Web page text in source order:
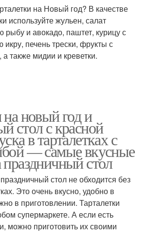
на Новый год? В качестве
используйте жульен, салат
рыбу и авокадо, паштет, курицу с
печень трески, фрукты с
также мидии и креветки.
на новый год и
стол с красной
в тарталетках с
— самые вкусные
стол
стол не обходится без
Это очень вкусно, удобно в
в приготовлении. Тарталетки
супермаркете. А если есть
можно приготовить их своими